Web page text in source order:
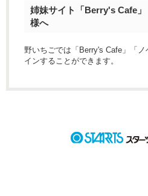
姉妹サイト「Berry's Cafe
様へ
野いちごでは「Berry's Cafe」「
インすることができます。